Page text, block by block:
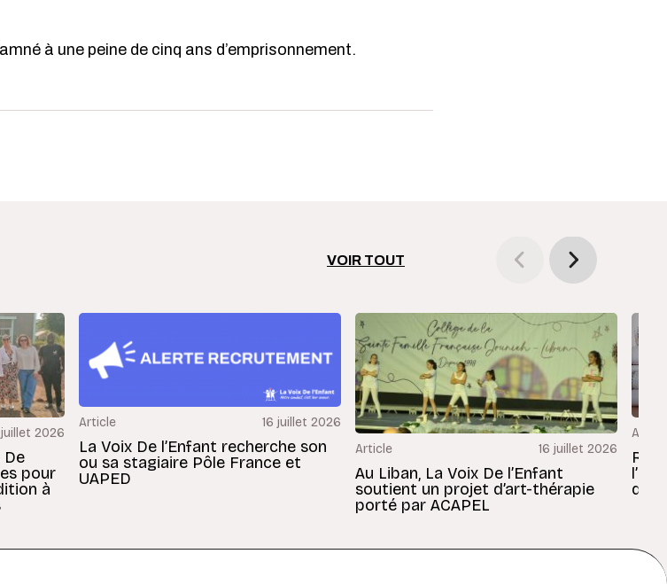
à une peine de cinq ans d’emprisonnement.
VOIR TOUT
2026
De
pour
à
Article 16 juillet 2026
La Voix De l’Enfant recherche son
ou sa stagiaire Pôle France et
UAPED
Article 16 juillet 2026
Au Liban, La Voix De l’Enfant
soutient un projet d’art-thérapie
porté par ACAPEL